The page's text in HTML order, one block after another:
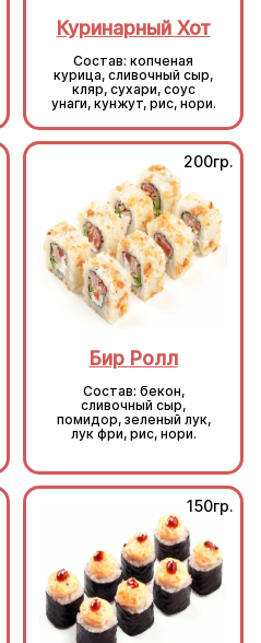
Куринарный Хот
Состав: копченая
курица, сливочный сыр,
кляр, сухари, соус
унаги, кунжут, рис, нори.
200гр.
Бир Ролл
Состав: бекон,
сливочный сыр,
помидор, зеленый лук,
лук фри, рис, нори.
150гр.